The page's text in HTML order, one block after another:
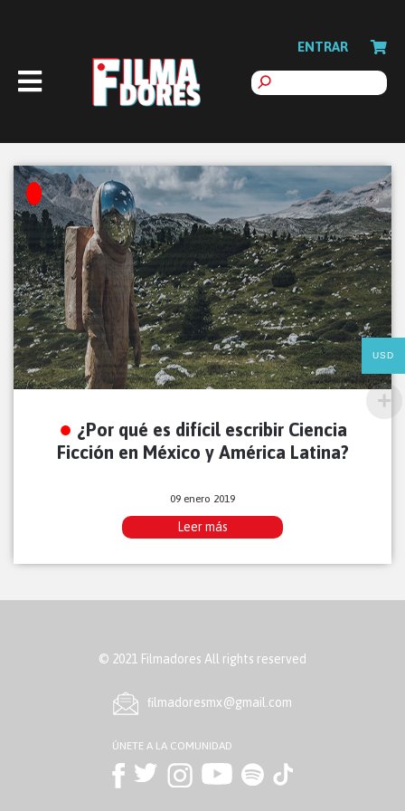
ENTRAR
¿Por qué es difícil escribir Ciencia
Ficción en México y América Latina?
09 enero 2019
Leer más
© 2021 Filmadores All rights reserved
ﬁlmadoresmx@gmail.com
ÚNETE A LA COMUNIDAD
USD